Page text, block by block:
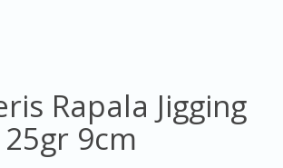
Rapala Jigging
9cm